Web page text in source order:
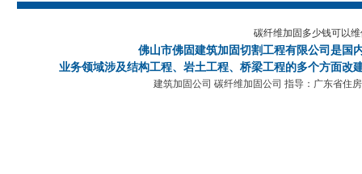
碳纤维加固多少钱可以
佛山市佛固建筑加固切割工程有限公司 是国
业务领域涉及结构工程、岩土工程、桥梁工程的多个方面
建筑加固公司 碳纤维加固公司 指导：广东省住